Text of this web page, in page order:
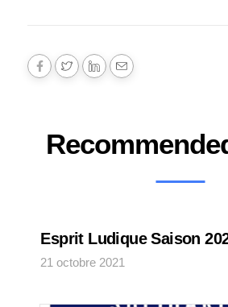
Esprit Ludique Saison
21 octobre 2021